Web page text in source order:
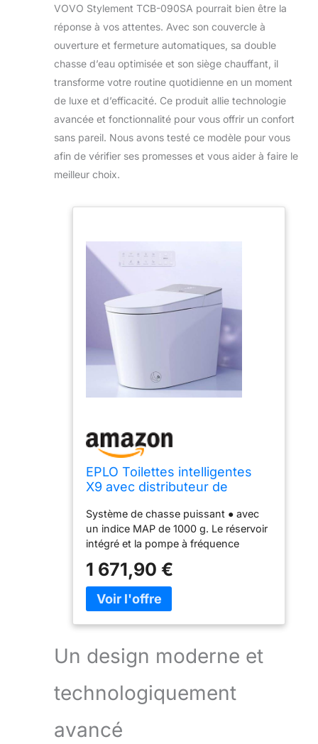
VOVO Stylement TCB-090SA pourrait bien être la
réponse à vos attentes. Avec son couvercle à
ouverture et fermeture automatiques, sa double
chasse d’eau optimisée et son siège chauffant, il
transforme votre routine quotidienne en un moment
de luxe et d’efficacité. Ce produit allie technologie
avancée et fonctionnalité pour vous offrir un confort
sans pareil. Nous avons testé ce modèle pour vous
afin de vérifier ses promesses et vous aider à faire le
meilleur choix.
EPLO Toilettes intelligentes
X9 avec distributeur de
automatique, hauteur confort
ADA, chasse d'eau
automatique, chasse d'eau
occultante, siège chauffant,
bidet allongé en
Système de chasse puissant ● avec
un indice MAP de 1000 g. Le réservoir
intégré et la pompe à fréquence
stable et silencieux. Par rapport aux
toilettes intelligentes classiques qui
nécessitent 12 à 25 secondes pour
réduisant considérablement le bruit de
chasse d'eau. Double chasse d'eau
complète - 1,18 GPF / chasse d'urinoir
- 0,8 GPF (4,5 LPF / 3,0 LPF), peut
être rincé en cas de panne de
courant. Bouclier en mousse et
1 671,90 €
Un design moderne et
technologiquement
avancé